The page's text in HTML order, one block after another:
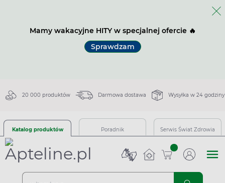
Mamy wakacyjne HITY w specjalnej ofercie 🔥
Sprawdzam
20 000 produktów Darmowa dostawa Wysyłka w 24 godziny
Katalog produktów Poradnik Serwis Świat Zdrowia
sztuk